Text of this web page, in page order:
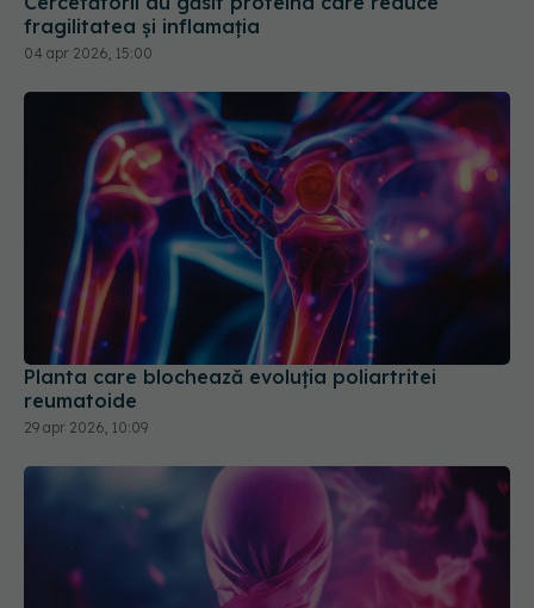
Planta care blochează evoluția poliartritei
reumatoide
29 apr 2026, 10:09